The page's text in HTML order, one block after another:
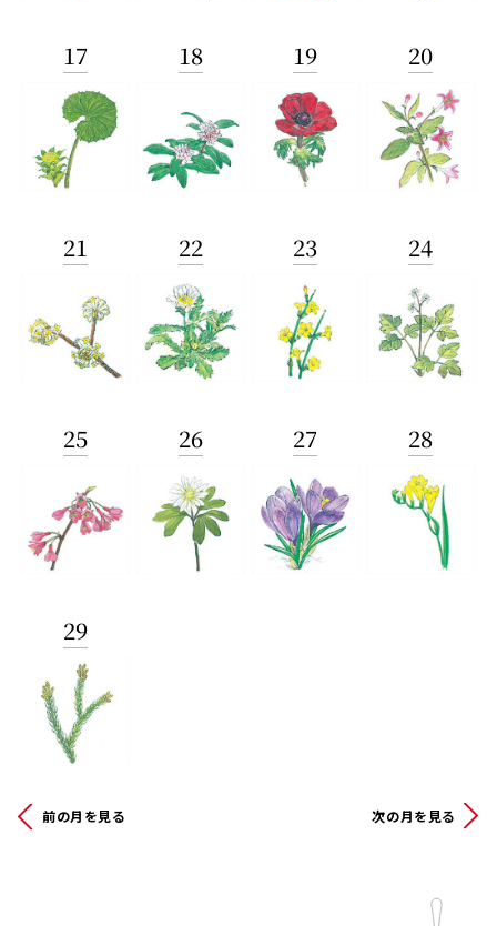
17 18 19 20
21 22 23 24
25 26 27 28
29
前の月を見る 次の月を見る